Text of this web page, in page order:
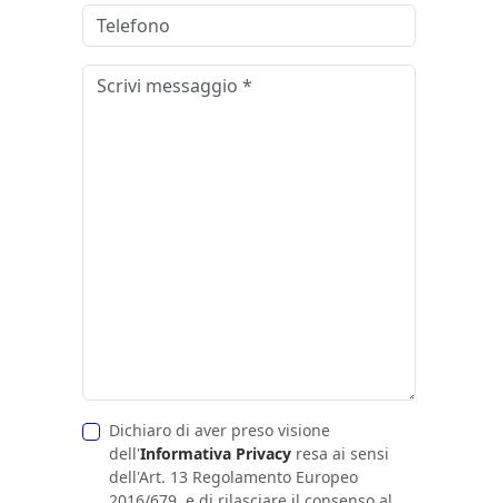
Dichiaro di aver preso visione
dell'Informativa Privacy resa ai sensi
dell'Art. 13 Regolamento Europeo